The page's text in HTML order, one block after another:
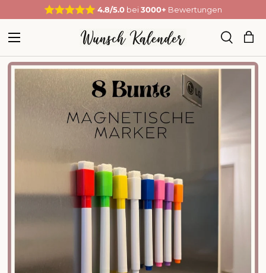
4.8/5.0 bei 3000+ Bewertungen
Suchen
Suchen
Menü
Suche